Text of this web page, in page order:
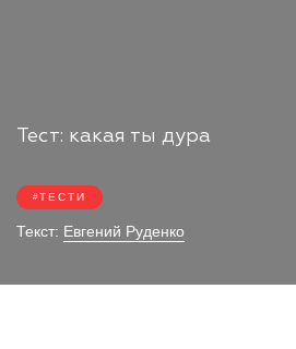
Тест: какая ты дура
ТЕСТИ
Текст: Евгений Руденко